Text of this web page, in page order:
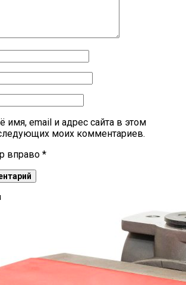
имя, email и адрес сайта в этом
моих комментариев.
вправо *